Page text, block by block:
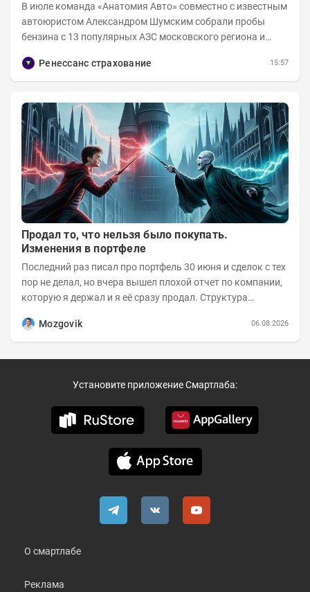
В июле команда «Анатомия Авто» совместно с известным
автоюристом Александром Шумским собрали пробы
бензина с 13 популярных АЗС московского региона и
Ренессанс страхование
15:57
Продал то, что нельзя было покупать.
Изменения в портфеле
Последний раз писал про портфель 30 июня и сделок с тех
пор не делал, но вчера вышел плохой отчет по компании,
которую я держал и я её сразу продал. Структура
Mozgovik
06.08.2026
Установите приложение Смартлаба:
О смартлабе
Реклама